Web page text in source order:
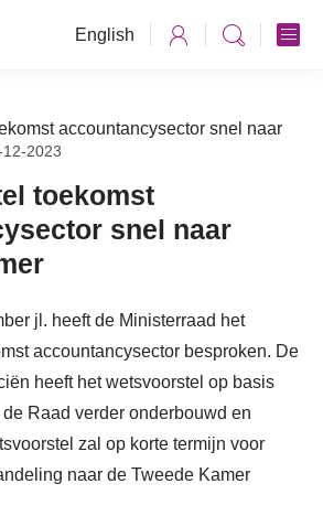
English
accountancysector snel naar
2023
toekomst
snel naar
jl. heeft de Ministerraad het
accountancysector besproken. De
heeft het wetsvoorstel op basis
Raad verder onderbouwd en
zal op korte termijn voor
naar de Tweede Kamer